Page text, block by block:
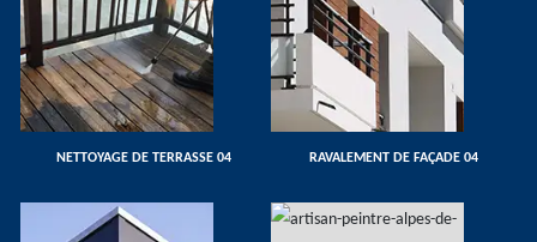
NETTOYAGE DE TERRASSE 04 RAVALEMENT DE FAÇADE 04